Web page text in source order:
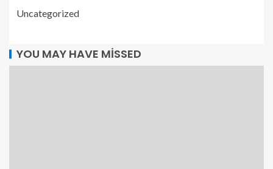
Uncategorized
YOU MAY HAVE MISSED